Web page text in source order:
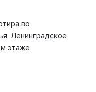
во
Ленинградское
этаже